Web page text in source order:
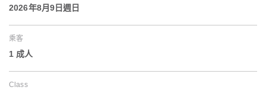
2026年8月9日週日
乘客
1 成人
Class